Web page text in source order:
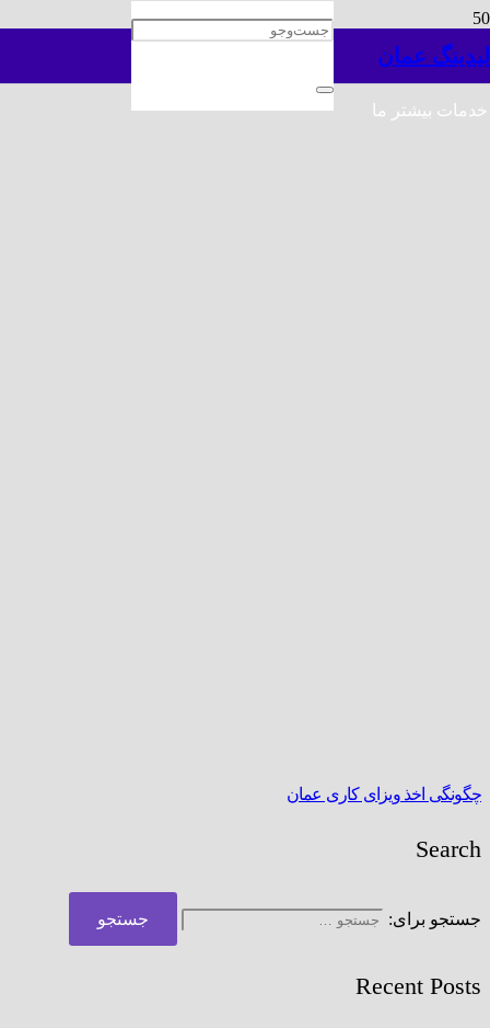
لیدینگ عمان
خدمات بیشتر ما
چگونگی اخذ ویزای کاری عمان
Search
جستجو برای:
Recent Posts